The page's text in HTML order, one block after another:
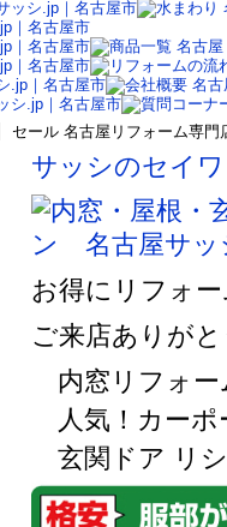
セール 名古屋リフォーム専
サッシのセイ
お得にリフォ
ご来店ありが
内窓リフォ
人気！カー
玄関ドア リ